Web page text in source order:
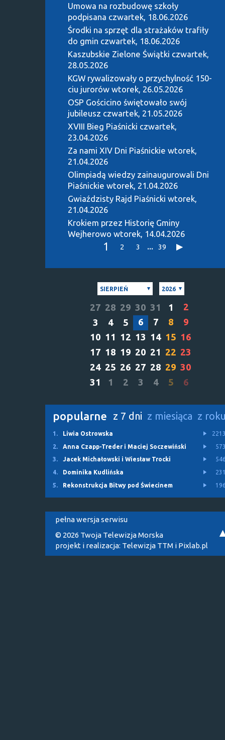
Umowa na rozbudowę szkoły
podpisana czwartek, 18.06.2026
Środki na sprzęt dla strażaków trafiły
do gmin czwartek, 18.06.2026
Kaszubskie Zielone Świątki czwartek,
28.05.2026
KGW rywalizowały o przychylność 150-
ciu jurorów wtorek, 26.05.2026
OSP Gościcino świętowało swój
jubileusz czwartek, 21.05.2026
XVIII Bieg Piaśnicki czwartek,
23.04.2026
Za nami XIV Dni Piaśnickie wtorek,
21.04.2026
Olimpiadą wiedzy zainaugurowali Dni
Piaśnickie wtorek, 21.04.2026
Gwiaździsty Rajd Piaśnicki wtorek,
21.04.2026
Krokiem przez Historię Gminy
Wejherowo wtorek, 14.04.2026
1 2 3 ... 39
SIERPIEŃ 2026
27 28 29 30 31 1
2
3
4 5 6 7 8
9
10 11 12 13 14 15 16
17 18 19 20 21 22 23
24 25 26 27 28 29 30
31
1 2 3 4 5 6
popularne z 7 dni z miesiąca z
1. Liwia Ostrowska
2.
Anna Czapp-Treder i Maciej Soczewiński
3.
Jacek Michałowski i Wiesław Trocki
4.
Dominika Kudlińska
5.
Rekonstrukcja Bitwy pod Świecinem
pełna wersja serwisu
© 2026 Twoja Telewizja Morska
projekt i realizacja: Telewizja TTM i Pixlab.pl